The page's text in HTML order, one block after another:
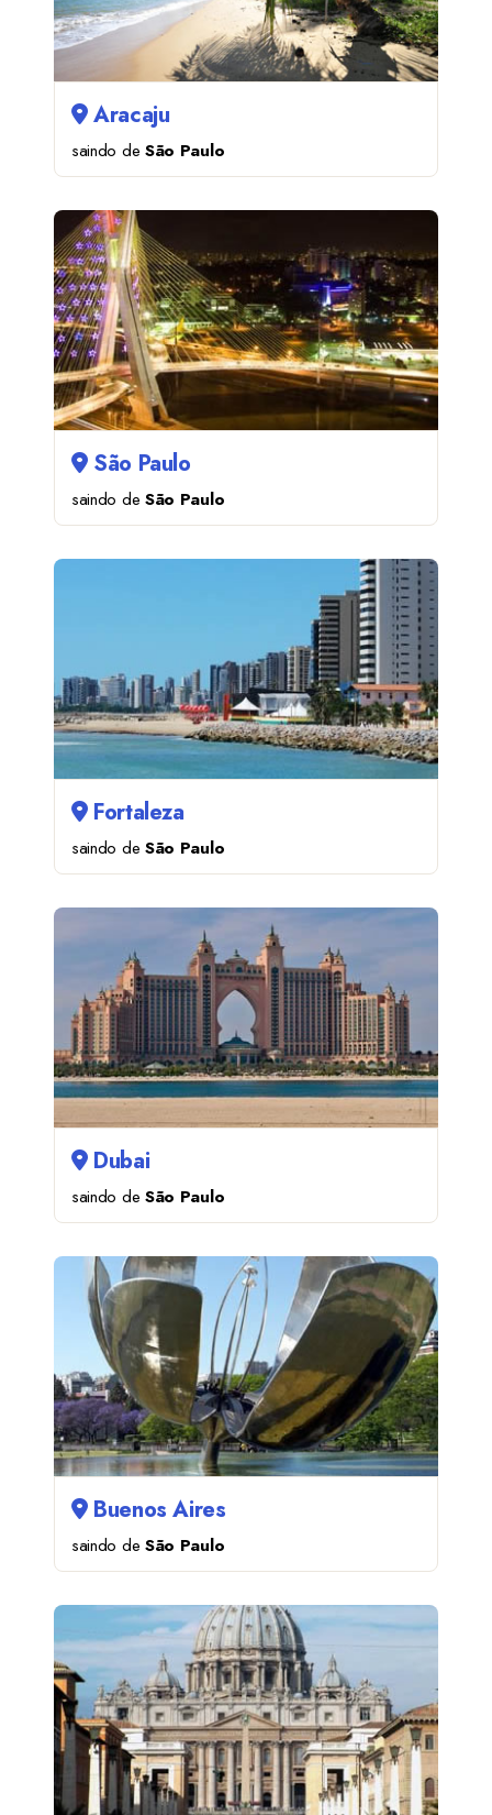
Aracaju
saindo de São Paulo
São Paulo
saindo de São Paulo
Fortaleza
saindo de São Paulo
Dubai
saindo de São Paulo
Buenos Aires
saindo de São Paulo